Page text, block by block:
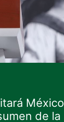
México
de la